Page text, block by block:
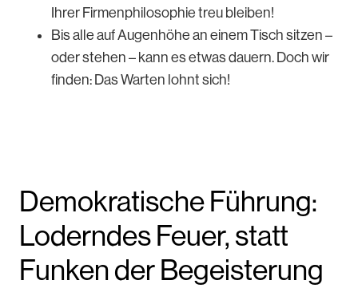
Ihrer Firmenphilosophie treu bleiben!
Bis alle auf Augenhöhe an einem Tisch sitzen –
oder stehen – kann es etwas dauern. Doch wir
finden: Das Warten lohnt sich!
Demokratische Führung:
Loderndes Feuer, statt
Funken der Begeisterung